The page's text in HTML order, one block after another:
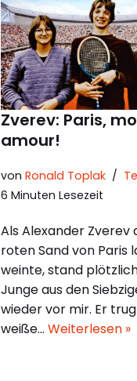
Zverev: Paris,
amour!
von Ronald Toplak
6 Minuten Lesezeit
Als Alexander Zverev
roten Sand von Paris
weinte, stand
Junge aus den
wieder vor mir. Er trug
weiße… Weiterlesen »